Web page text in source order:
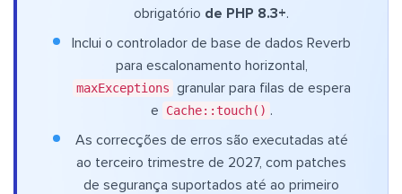
obrigatório de PHP 8.3+.
Inclui o controlador de base de dados Reverb
para escalonamento horizontal,
maxExceptions granular para filas de espera
e
Cache::touch() .
As correcções de erros são executadas até
ao terceiro trimestre de 2027, com patches
de segurança suportados até ao primeiro